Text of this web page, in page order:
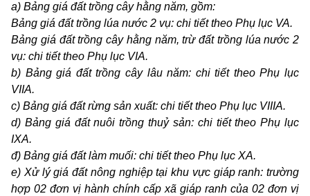
a) Bảng giá đất trồng cây hằng năm, gồm:
Bảng giá đất trồng lúa nước 2 vụ: chi tiết theo Phụ lục VA.
Bảng giá đất trồng cây hằng năm, trừ đất trồng lúa nước 2
vụ: chi tiết theo Phụ lục VIA.
b) Bảng giá đất trồng cây lâu năm: chi tiết theo Phụ lục
VIIA.
c) Bảng giá đất rừng sản xuất: chi tiết theo Phụ lục VIIIA.
d) Bảng giá đất nuôi trồng thuỷ sản: chi tiết theo Phụ lục
IXA.
đ) Bảng giá đất làm muối: chi tiết theo Phụ lục XA.
e) Xử lý giá đất nông nghiệp tại khu vực giáp ranh: trường
hợp 02 đơn vị hành chính cấp xã giáp ranh của 02 đơn vị